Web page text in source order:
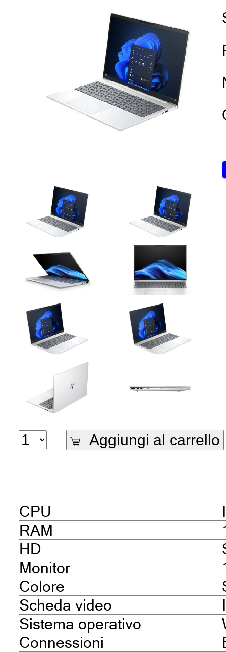
Aggiungi al carrello
CPU
RAM
HD
Monitor
Colore
Scheda video
Sistema operativo
Connessioni